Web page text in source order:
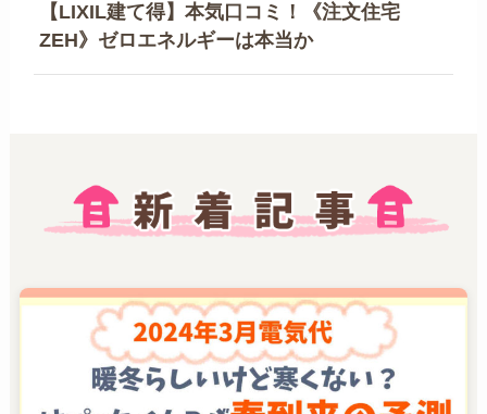
【LIXIL建て得】本気口コミ！《注文住宅
ZEH》ゼロエネルギーは本当か